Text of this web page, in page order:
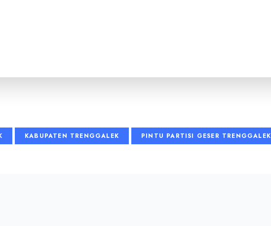
KABUPATEN TRENGGALEK PINTU PARTISI GESER TRENGGALEK